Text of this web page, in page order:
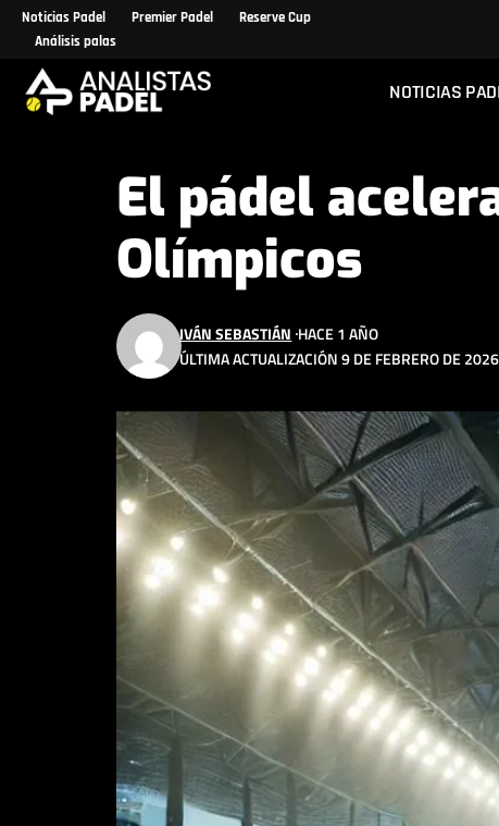
Noticias Padel Premier Padel
Reserve Cup
Análisis palas
NOTICIAS
El pádel
Olímpicos
ÚLTIMA ACTUALIZACIÓN 9 DE FEBRERO DE
IVÁN SEBASTIÁN HACE 1 AÑO